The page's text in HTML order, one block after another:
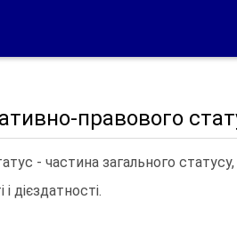
правового
- частина загального
дієздатності.